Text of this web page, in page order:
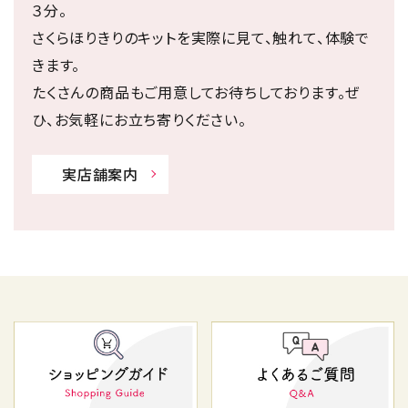
３分。
さくらほりきりのキットを実際に見て、触れて、体験で
きます。
たくさんの商品もご用意してお待ちしております。ぜ
ひ、お気軽にお立ち寄りください。
実店舗案内